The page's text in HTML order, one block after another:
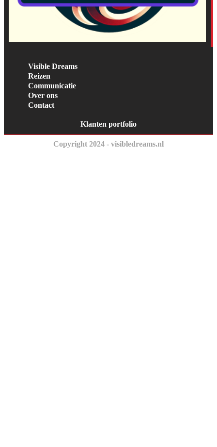
Visible Dreams
Reizen
Communicatie
Over ons
Contact
Klanten portfolio
Copyright 2024 - visibledreams.nl